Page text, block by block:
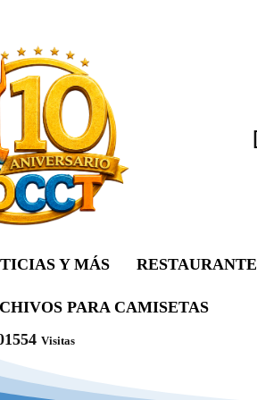
Y MÁS
PARA CAMISETAS
Visitas